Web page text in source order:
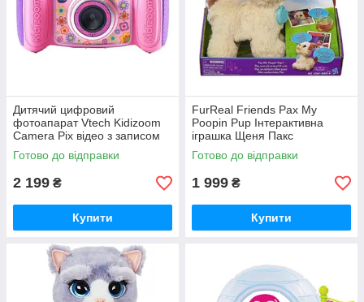
Дитячий цифровий
фотоапарат Vtech Kidizoom
Camera Pix відео з записом
рожевий
Готово до відправки
2 199 ₴
Купити
FurReal Friends Pax My
Poopin Pup Інтерактивна
іграшка Щеня Пакс
Готово до відправки
1 999 ₴
Купити